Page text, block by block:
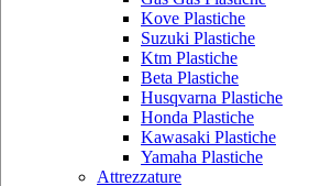
Kove Plastiche
Suzuki Plastiche
Ktm Plastiche
Beta Plastiche
Husqvarna Plastiche
Honda Plastiche
Kawasaki Plastiche
Yamaha Plastiche
Attrezzature